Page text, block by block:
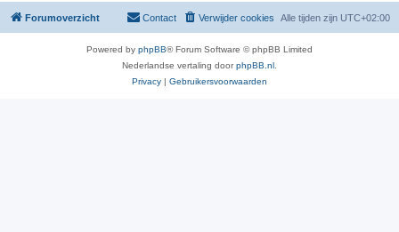
Forumoverzicht Alle tijden zijn UTC+02:00
Verwijder cookies
Contact
Powered by phpBB® Forum Software © phpBB Limited
Nederlandse vertaling doorphpBB.nl
Privacy | Gebruikersvoorwaarden